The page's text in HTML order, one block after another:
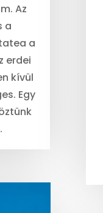
Az
a
a
erdei
kívül
Egy